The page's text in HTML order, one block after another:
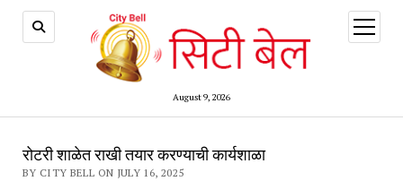
August 9, 2026
open
menu
रोटरी शाळेत राखी तयार करण्याची कार्यशाळा
BY CITY BELL ON JULY 16, 2025